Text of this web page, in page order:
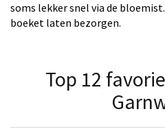
soms lekker snel via de
boeket laten bezorgen.
Top 12